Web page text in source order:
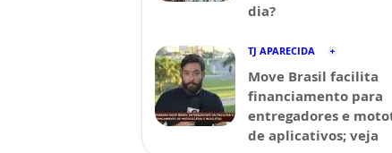
dia?
TJ APARECIDA
Move Brasil facilita
financiamento para
entregadores e
de aplicativos; veja